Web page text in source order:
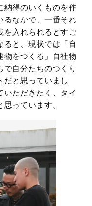
納得のいくものを作
るなかで、一番それ
を入れられるとすご
ると、現状では「自
物をつくる」自社物
自分たちのつくり
だと思っていまし
いただきたく、タイ
っています。